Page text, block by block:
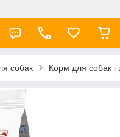
собак Корм для собак і